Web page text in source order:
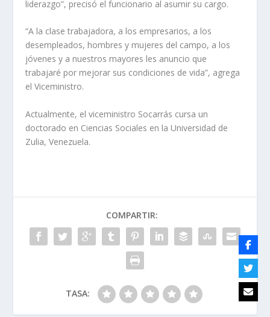
liderazgo”, precisó el funcionario al asumir su cargo.
“A la clase trabajadora, a los empresarios, a los
desempleados, hombres y mujeres del campo, a los
jóvenes y a nuestros mayores les anuncio que
trabajaré por mejorar sus condiciones de vida”, agrega
el Viceministro.
Actualmente, el viceministro Socarrás cursa un
doctorado en Ciencias Sociales en la Universidad de
Zulia, Venezuela.
COMPARTIR:
TASA: